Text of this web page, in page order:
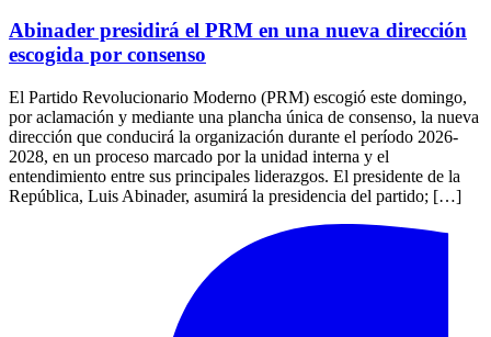
Abinader presidirá el PRM en una nueva dirección
escogida por consenso
El Partido Revolucionario Moderno (PRM) escogió este domingo,
por aclamación y mediante una plancha única de consenso, la nueva
dirección que conducirá la organización durante el período 2026-
2028, en un proceso marcado por la unidad interna y el
entendimiento entre sus principales liderazgos. El presidente de la
República, Luis Abinader, asumirá la presidencia del partido; […]